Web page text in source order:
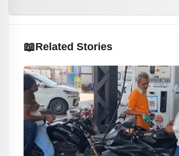
📖Related Stories